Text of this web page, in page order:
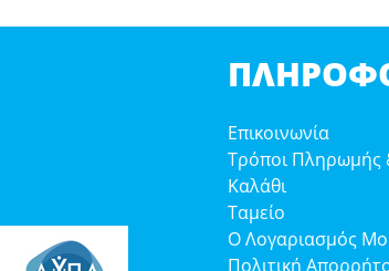
Επικοινωνία
Τρόποι Πληρωμής
Καλάθι
Ταμείο
Ο Λογαριασμός
Πολιτική